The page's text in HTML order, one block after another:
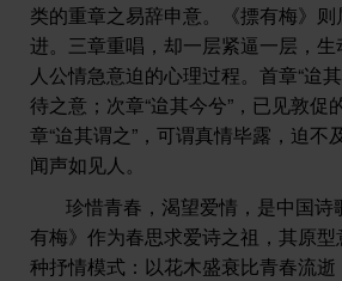
类的重章之易辞申意。《摽有梅》
进。三章重唱，却一层紧逼一层，
人公情急意迫的心理过程。首章“迨
待之意；次章“迨其今兮”，已见敦促
章“迨其谓之”，可谓真情毕露，迫不
闻声如见人。
珍惜青春，渴望爱情，是中国诗
有梅》作为春思求爱诗之祖，其原
种抒情模式：以花木盛衰比青春流